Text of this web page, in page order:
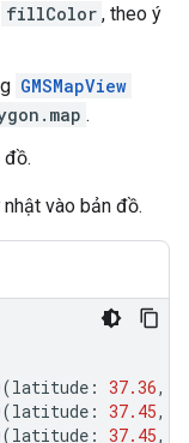
fillColor , theo ý
GMSMapView
.
đồ.
vào bản đồ.
(latitude : 37.36,
(latitude : 37.45,
(latitude : 37.45,